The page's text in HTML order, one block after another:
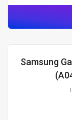
Samsung